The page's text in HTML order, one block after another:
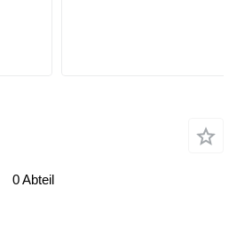
0 Abteil